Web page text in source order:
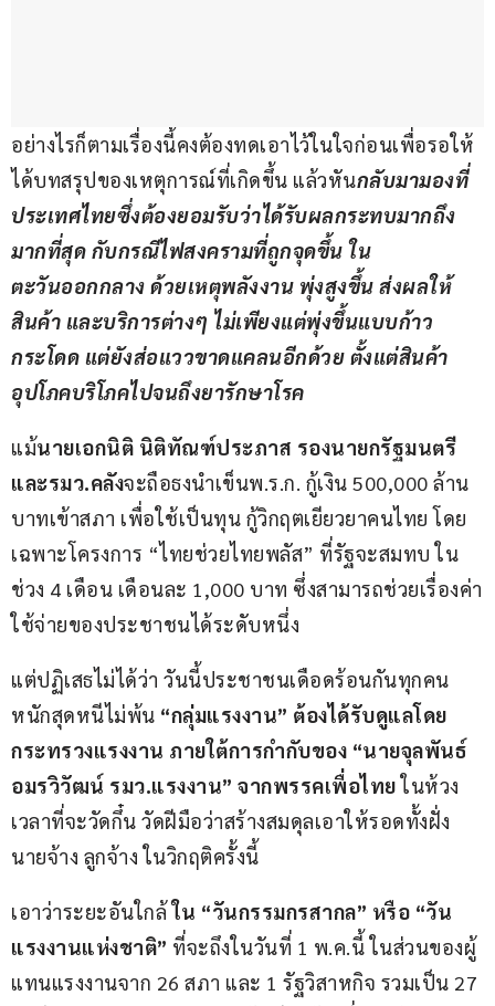
อย่างไรก็ตามเรื่องนี้คงต้องทดเอาไว้ในใจก่อนเพื่อรอให้
ได้บทสรุปของเหตุการณ์ที่เกิดขึ้น แล้วหันกลับมามองที่
ประเทศไทยซึ่งต้องยอมรับว่าได้รับผลกระทบมากถึง
มากที่สุด กับกรณีไฟสงครามที่ถูกจุดขึ้น ใน
ตะวันออกกลาง ด้วยเหตุพลังงาน พุ่งสูงขึ้น ส่งผลให้
สินค้า และบริการต่างๆ ไม่เพียงแต่พุ่งขึ้นแบบก้าว
กระโดด แต่ยังส่อแววขาดแคลนอีกด้วย ตั้งแต่สินค้า
อุปโภคบริโภคไปจนถึงยารักษาโรค
แม้นายเอกนิติ นิติทัณฑ์ประภาส รองนายกรัฐมนตรี
และรมว.คลังจะถือธงนำเข็นพ.ร.ก. กู้เงิน 500,000 ล้าน
บาทเข้าสภา เพื่อใช้เป็นทุน กู้วิกฤตเยียวยาคนไทย โดย
เฉพาะโครงการ “ไทยช่วยไทยพลัส” ที่รัฐจะสมทบ ใน
ช่วง 4 เดือน เดือนละ 1,000 บาท ซึ่งสามารถช่วยเรื่องค่า
ใช้จ่ายของประชาชนได้ระดับหนึ่ง
แต่ปฏิเสธไม่ได้ว่า วันนี้ประชาชนเดือดร้อนกันทุกคน
หนักสุดหนีไม่พ้น “กลุ่มแรงงาน” ต้องได้รับดูแลโดย
กระทรวงแรงงาน ภายใต้การกำกับของ “นายจุลพันธ์
อมรวิวัฒน์ รมว.แรงงาน” จากพรรคเพื่อไทย ในห้วง
เวลาที่จะวัดกึ๋น วัดฝีมือว่าสร้างสมดุลเอาให้รอดทั้งฝั่ง
นายจ้าง ลูกจ้าง ในวิกฤติครั้งนี้
เอาว่าระยะอันใกล้ ใน “วันกรรมกรสากล” หรือ “วัน
แรงงานแห่งชาติ” ที่จะถึงในวันที่ 1 พ.ค.นี้ ในส่วนของผู้
แทนแรงงานจาก 26 สภา และ 1 รัฐวิสาหกิจ รวมเป็น 27